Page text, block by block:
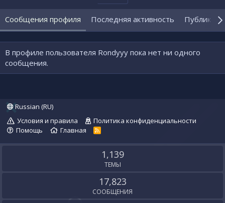
Сообщения профиля Последняя активность
В профиле пользователя Rondyyy пока нет ни одного
сообщения.
Russian (RU)
Условия и правила
Политика конфиденциальности
Помощь
Главная
R
S
1,139
ТЕМЫ
17,823
СООБЩЕНИЯ